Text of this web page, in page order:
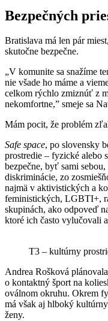
Bezpečných
Bratislava má len pár
skutočne bezpečne.
„V komunite sa snažíme
nie všade ho máme a
celkom rýchlo zmiznúť z
nekomfortne,” smeje sa
Mám pocit, že problém
Safe space, po slovensky
prostredie – fyzické
bezpečne, byť sami
diskriminácie, zo
najmä v aktivistických a
feministických, LGBTI+,
skupinách, ako odpoveď
ktoré ich často vylučovali
T3 – kultúrny
Andrea Rošková
o kontaktný šport na
oválnom okruhu. Okrem
má však aj hlboký
ženy.